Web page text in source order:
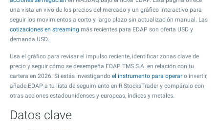
una vista en vivo de los precios del mercado y un gráfico interactivo para
seguir los movimientos a corto y largo plazo sin actualización manual. Las
cotizaciones en streaming más recientes para EDAP son oferta USD y
demanda USD.
Usa el gráfico para revisar el impulso reciente, identificar zonas clave de
precio y seguir cómo se desempeña EDAP TMS S.A. en relación con tu
cartera en 2026. Si estás investigando el instrumento para operar o invertir,
añade EDAP a tu lista de seguimiento en R StocksTrader y compáralo con
otras acciones estadounidenses y europeas, índices y metales.
Datos clave